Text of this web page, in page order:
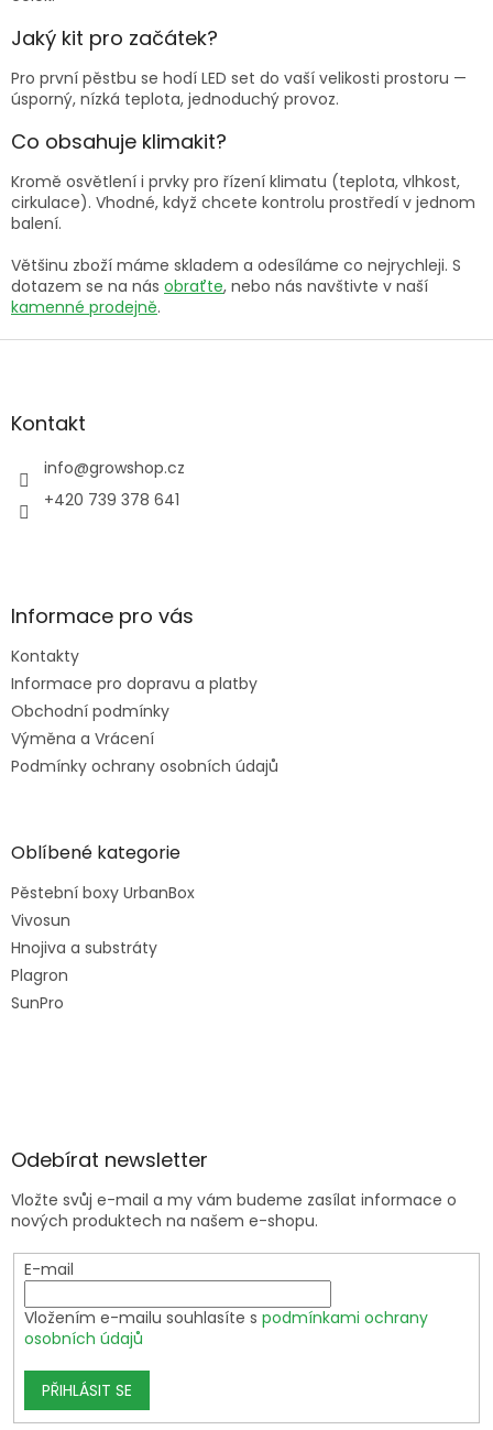
Jaký kit pro začátek?
Pro první pěstbu se hodí LED set do vaší velikosti prostoru —
úsporný, nízká teplota, jednoduchý provoz.
Co obsahuje klimakit?
Kromě osvětlení i prvky pro řízení klimatu (teplota, vlhkost,
cirkulace). Vhodné, když chcete kontrolu prostředí v jednom
balení.
Většinu zboží máme skladem a odesíláme co nejrychleji. S
dotazem se na nás obraťte, nebo nás navštivte v naší
kamenné prodejně.
Z
aKontakt
info@growshop.cz
+420 739 378 641
Informace pro vás
Kontakty
Informace pro dopravu a platby
Obchodní podmínky
Výměna a Vrácení
Podmínky ochrany osobních údajů
Oblíbené kategorie
Pěstební boxy UrbanBox
Vivosun
Hnojiva a substráty
Plagron
SunPro
Odebírat newsletter
Vložte svůj e-mail a my vám budeme zasílat informace o
nových produktech na našem e-shopu.
E-mail
Vložením e-mailu souhlasíte s podmínkami ochrany
osobních údajů
PŘIHLÁSIT SE